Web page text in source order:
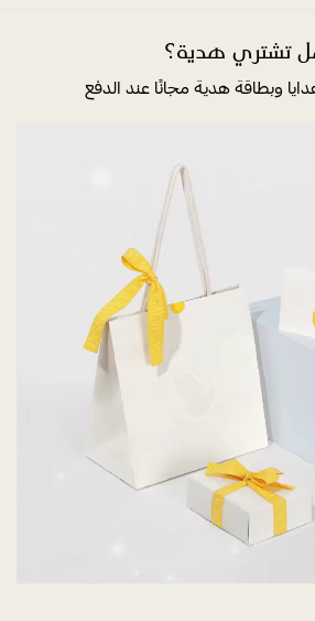
تشتري هدية؟
وبطاقة هدية مجانًا عند الدفع